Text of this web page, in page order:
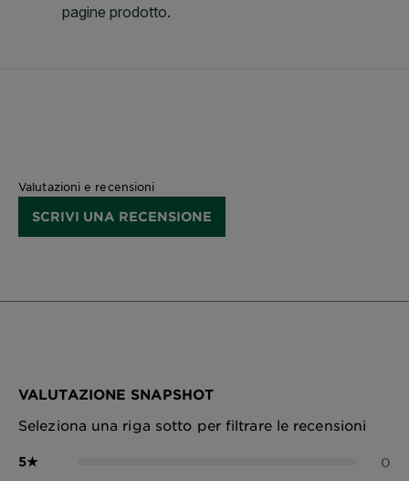
Valutazioni e recensioni
SCRIVI UNA RECENSIONE
VALUTAZIONE SNAPSHOT
Seleziona una riga sotto per filtrare le recensioni
5★ 0